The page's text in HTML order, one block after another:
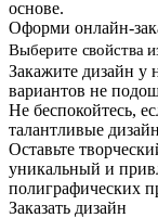
основе.
Оформи онлайн-
Выберите свойства
Закажите дизайн у
вариантов не
Не беспокойтесь,
талантливые
Оставьте
уникальный и
полиграфических
Заказать дизайн